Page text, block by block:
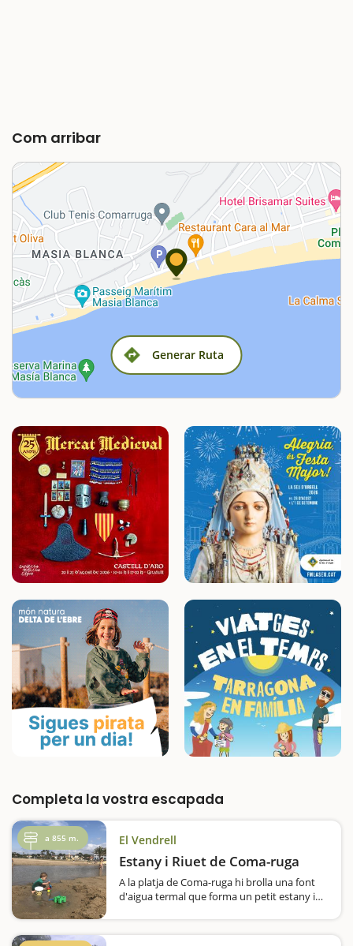
Com arribar
Generar Ruta
Completa la vostra escapada
a 855 m. El Vendrell
Estany i Riuet de Coma-ruga
A la platja de Coma-ruga hi brolla una font
d'aigua termal que forma un petit estany i
famílies amb nens petits, ja que hi ha…